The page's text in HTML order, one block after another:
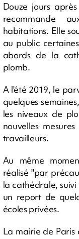
Douze jours
recommande
habitations. Elle
au public
abords de la
plomb.
A l'été 2019, le
quelques
les niveaux de
nouvelles
travailleurs.
Au même
réalisé "par
la cathédrale,
un report de
écoles privées.
La mairie de Paris